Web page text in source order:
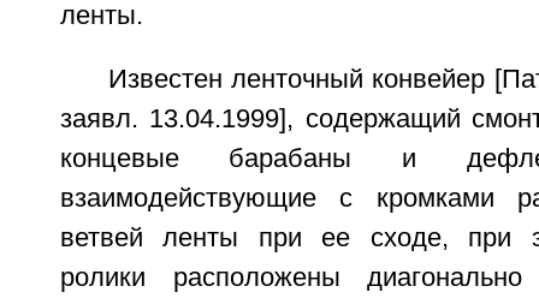
ленты.
Известен ленточный конвейер
заявл. 13.04.1999], содержащий
концевые барабаны и
взаимодействующие с кромками
ветвей ленты при ее сходе, при
ролики расположены